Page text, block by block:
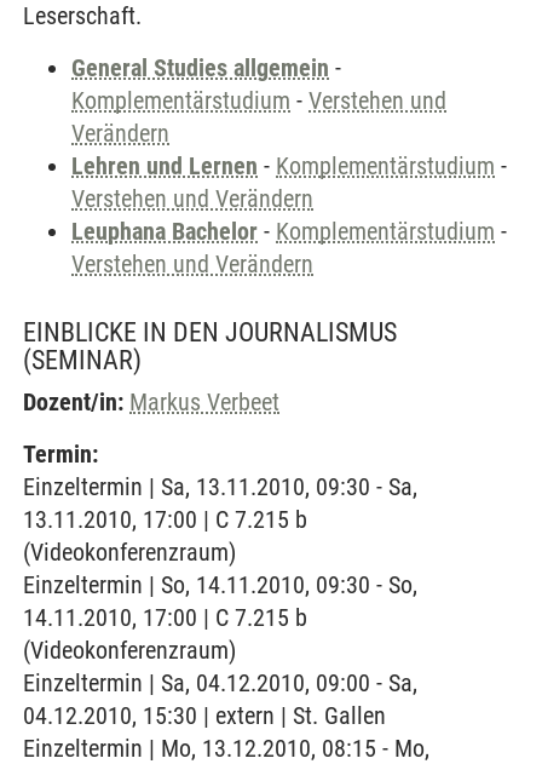
Leserschaft.
General Studies allgemein -
Komplementärstudium - Verstehen und
Verändern
Lehren und Lernen - Komplementärstudium -
Verstehen und Verändern
Leuphana Bachelor - Komplementärstudium -
Verstehen und Verändern
EINBLICKE IN DEN JOURNALISMUS
(SEMINAR)
Dozent/in: Markus Verbeet
Termin:
Einzeltermin | Sa, 13.11.2010, 09:30 - Sa,
13.11.2010, 17:00 | C 7.215 b
(Videokonferenzraum)
Einzeltermin | So, 14.11.2010, 09:30 - So,
14.11.2010, 17:00 | C 7.215 b
(Videokonferenzraum)
Einzeltermin | Sa, 04.12.2010, 09:00 - Sa,
04.12.2010, 15:30 | extern | St. Gallen
Einzeltermin | Mo, 13.12.2010, 08:15 - Mo,